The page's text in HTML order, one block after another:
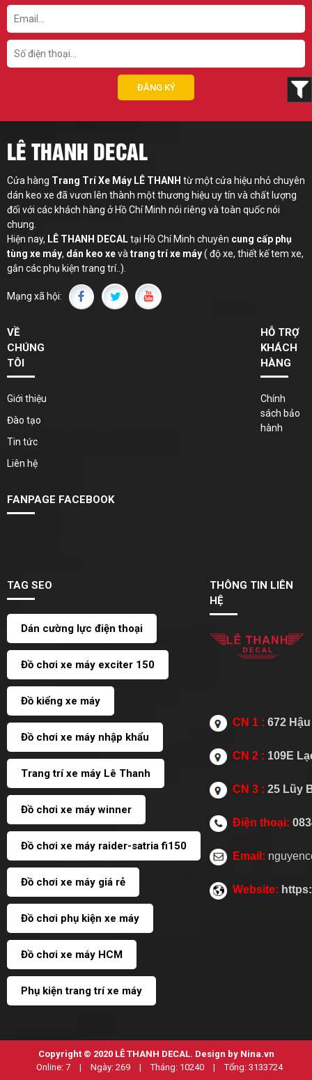
LÊ THANH DECAL
Cửa hàng Trang Trí Xe Máy LÊ THANH từ một cửa hiệu nhỏ chuyên
dán keo xe đã vươn lên thành một thương hiệu uy tín và chất lượng
đối với các khách hàng ở Hồ Chí Minh nói riêng và toàn quốc nói
chung.
Hiện nay, LÊ THANH DECALtại Hồ Chí Minh chuyên cung cấp phụ
tùng xe máy, dán keo xevà trang trí xe máy( độ xe, thiết kế tem xe,
gắn các phụ kiện trang trí..).
Mạng xã hội:
VỀ
CHÚNG
TÔI
Giới thiệu
Đào tạo
Tin tức
Liên hệ
HỖ TRỢ
KHÁCH
HÀNG
Chính
sách bảo
hành
FANPAGE FACEBOOK
TAG SEO
Dán cường lực điện thoại
Đồ chơi xe máy exciter 150
Đồ kiểng xe máy
Đồ chơi xe máy nhập khẩu
Trang trí xe máy Lê Thanh
Đồ chơi xe máy winner
Đồ chơi xe máy raider-satria fi150
Đồ chơi xe máy giá rẻ
Đồ chơi phụ kiện xe máy
Đồ chơi xe máy HCM
Phụ kiện trang trí xe máy
THÔNG TIN LIÊN
HỆ
CN 1 :672
CN 2 : 109E
CN 3 : 25 Lũy
Điện thoại:
Email:
Website:
Copyright © 2020 LÊ THANH DECAL. Design by Nina.vn
Online: 7 | Ngày: 269 | Tháng: 10240 | Tổng: 3133724